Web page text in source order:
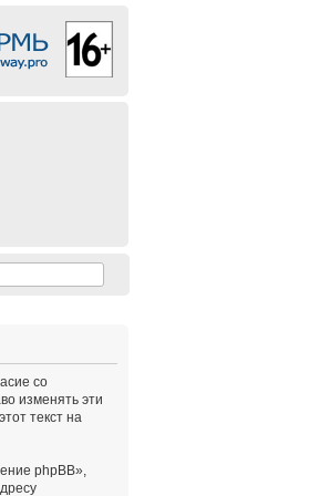
со
изменять эти
текст на
phpBB»,